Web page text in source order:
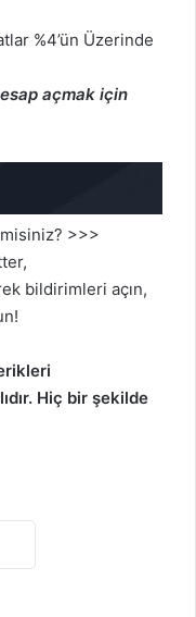
%4’ün Üzerinde
açmak için
>>>
,
bildirimleri açın,
Hiç bir şekilde